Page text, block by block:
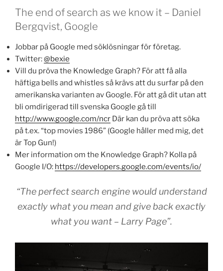
The end of search as we know it – Daniel
Bergqvist, Google
Jobbar på Google med söklösningar för företag.
Twitter:@bexie
Vill du pröva the Knowledge Graph? För att få alla
häftiga bells and whistles så krävs att du surfar på den
amerikanska varianten av Google. För att gå dit utan att
bli omdirigerad till svenska Google gå till
http://www.google.com/ncr Där kan du pröva att söka
på t.ex. “top movies 1986” (Google håller med mig, det
är Top Gun!)
Mer information om the Knowledge Graph? Kolla på
Google I/O: https://developers.google.com/events/io/
“The perfect search engine would understand
exactly what you mean and give back exactly
what you want – Larry Page”.